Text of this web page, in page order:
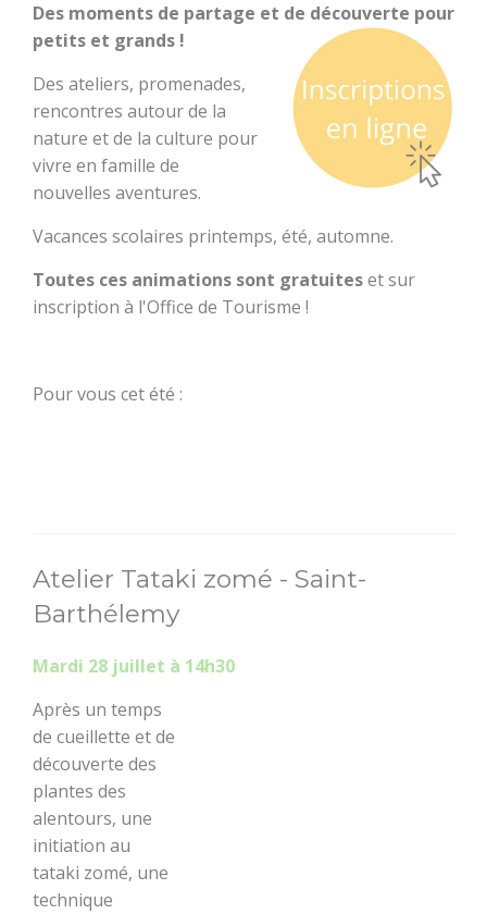
Géants de pierres
: menhirs et
dolmens
Patrimoine,
chapelles et leurs
mystères
sérénité
Baud
Communauté
Des moments de partage et de découverte pour
petits et grands !
Des ateliers, promenades,
rencontres autour de la
nature et de la culture pour
vivre en famille de
nouvelles aventures.
Vacances scolaires printemps, été, automne.
Toutes ces animations sont gratuiteset sur
inscription à l'Office de Tourisme !
Pour vous cet été :
Atelier Tataki zomé - Saint-
Barthélemy
Mardi 28 juillet à 14h30
Après un temps
de cueillette et de
découverte des
plantes des
alentours, une
initiation au
tataki zomé, une
technique